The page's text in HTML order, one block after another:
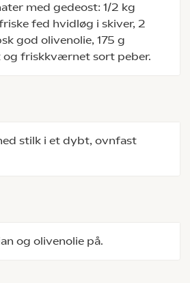
med gedeost: 1/2 kg
fed hvidløg i skiver, 2
god olivenolie, 175 g
og friskkværnet sort peber.
stilk i et dybt, ovnfast
og olivenolie på.